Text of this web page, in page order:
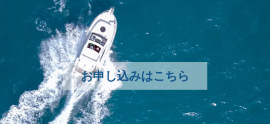
お申し込みはこちら